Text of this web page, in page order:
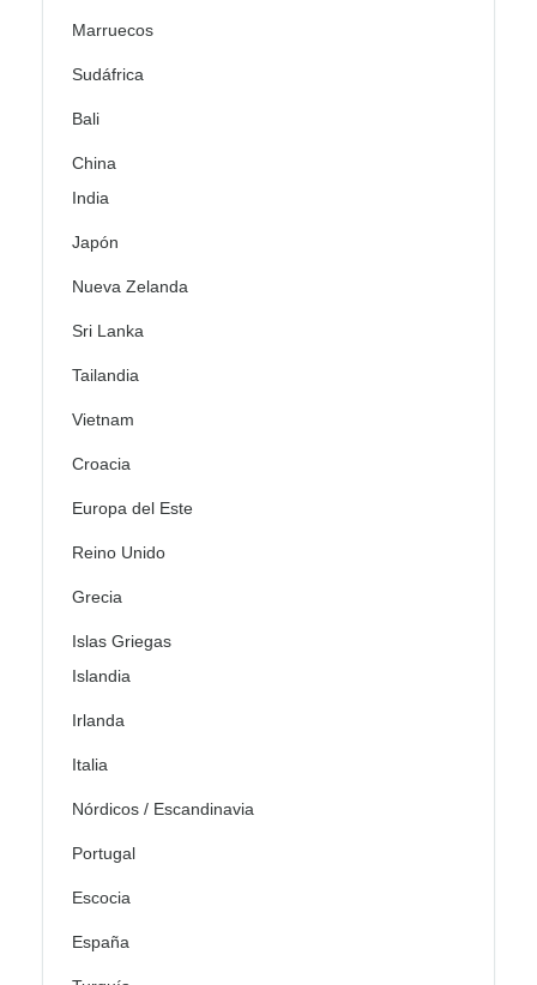
Marruecos
Sudáfrica
Bali
China
India
Japón
Nueva Zelanda
Sri Lanka
Tailandia
Vietnam
Croacia
Europa del Este
Reino Unido
Grecia
Islas Griegas
Islandia
Irlanda
Italia
Nórdicos / Escandinavia
Portugal
Escocia
España